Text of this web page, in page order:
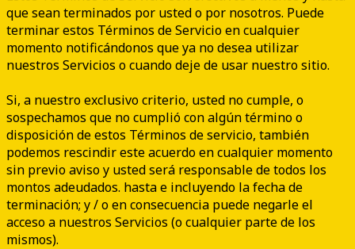
que sean terminados por usted o por nosotros. Puede
terminar estos Términos de Servicio en cualquier
momento notificándonos que ya no desea utilizar
nuestros Servicios o cuando deje de usar nuestro sitio.
Si, a nuestro exclusivo criterio, usted no cumple, o
sospechamos que no cumplió con algún término o
disposición de estos Términos de servicio, también
podemos rescindir este acuerdo en cualquier momento
sin previo aviso y usted será responsable de todos los
montos adeudados. hasta e incluyendo la fecha de
terminación; y / o en consecuencia puede negarle el
acceso a nuestros Servicios (o cualquier parte de los
mismos).